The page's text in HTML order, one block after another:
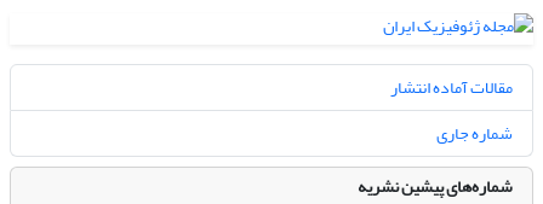
مقالات آماده انتشار
شماره جاری
شماره‌های پیشین نشریه